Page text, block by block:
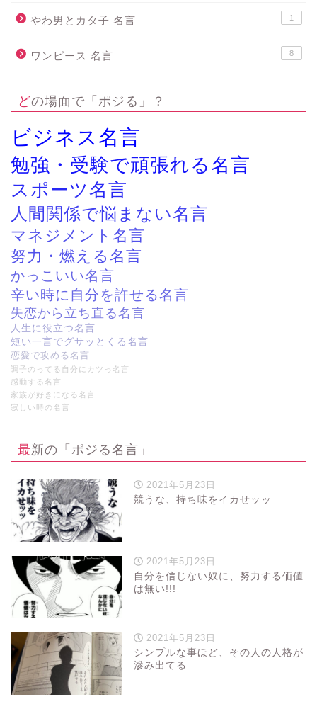
やわ男とカタ子 名言 1
ワンピース 名言 8
どの場面で「ポジる」？
ビジネス名言
勉強・受験で頑張れる名言
スポーツ名言
人間関係で悩まない名言
マネジメント名言
努力・燃える名言
かっこいい名言
辛い時に自分を許せる名言
失恋から立ち直る名言
人生に役立つ名言
短い一言でグサッとくる名言
恋愛で攻める名言
調子のってる自分にカツっ名言
感動する名言
家族が好きになる名言
寂しい時の名言
最新の「ポジる名言」
2021年5月23日
競うな、持ち味をイカせッッ
2021年5月23日
自分を信じない奴に、努力する価値
は無い!!!
2021年5月23日
シンプルな事ほど、その人の人格が
滲み出てる